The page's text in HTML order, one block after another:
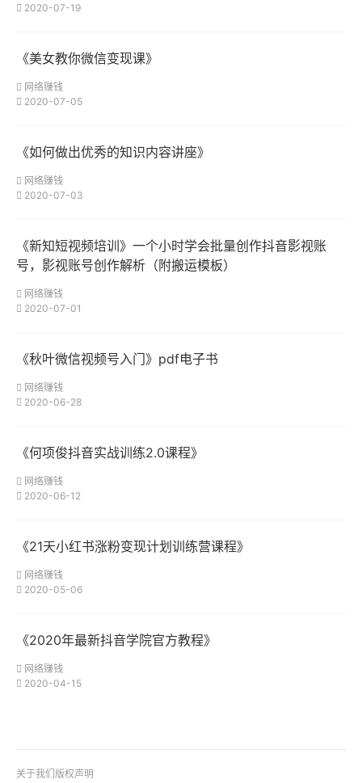
2020-07-19
《美女教你微信变现课》
网络赚钱
2020-07-05
《如何做出优秀的知识内容讲座》
网络赚钱
2020-07-03
《新知短视频培训》一个小时学会批量创作抖音影视账
号，影视账号创作解析（附搬运模板）
网络赚钱
2020-07-01
《秋叶微信视频号入门》pdf电子书
网络赚钱
2020-06-28
《何项俊抖音实战训练2.0课程》
网络赚钱
2020-06-12
《21天小红书涨粉变现计划训练营课程》
网络赚钱
2020-05-06
《2020年最新抖音学院官方教程》
网络赚钱
2020-04-15
关于我们 版权声明